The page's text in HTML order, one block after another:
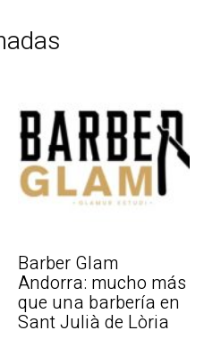
Barber Glam
Andorra: mucho más
que una barbería en
Sant Julià de Lòria